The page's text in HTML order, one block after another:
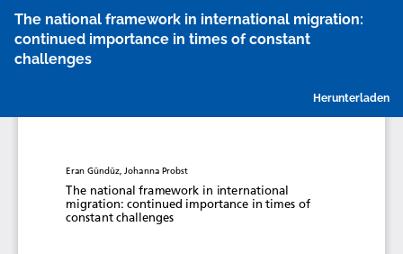
Artikeldetails
zurückkehren
The national framework in international migration:
continued importance in times of constant
challenges
Herunterladen